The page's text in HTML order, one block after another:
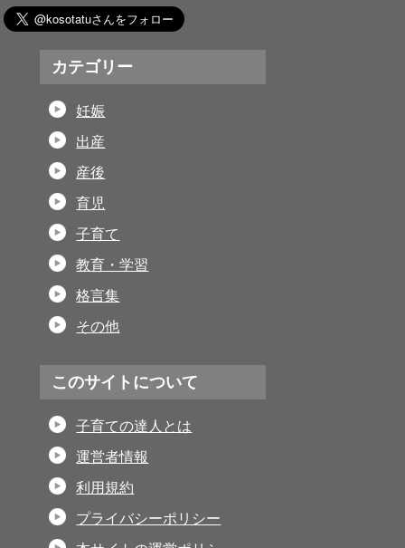
カテゴリー
妊娠
出産
産後
育児
子育て
教育・学習
格言集
その他
このサイトについて
子育ての達人とは
運営者情報
利用規約
プライバシーポリシー